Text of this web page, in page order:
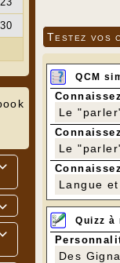
Testez vos
QCM
Le
Le
Langue
Quizz à
Des